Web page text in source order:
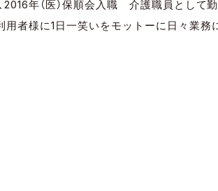
2016年（医）保順会入職 介護職員として
用者様に1日一笑いをモットーに日々業務